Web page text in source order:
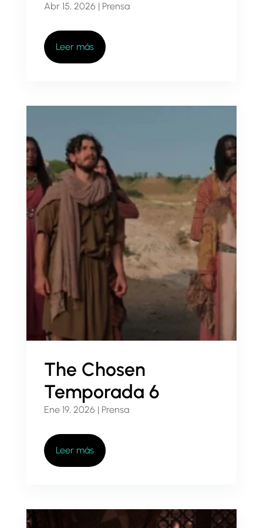
Abr 15, 2026 | Prensa
Leer más
The Chosen
Temporada 6
Ene 19, 2026 | Prensa
Leer más